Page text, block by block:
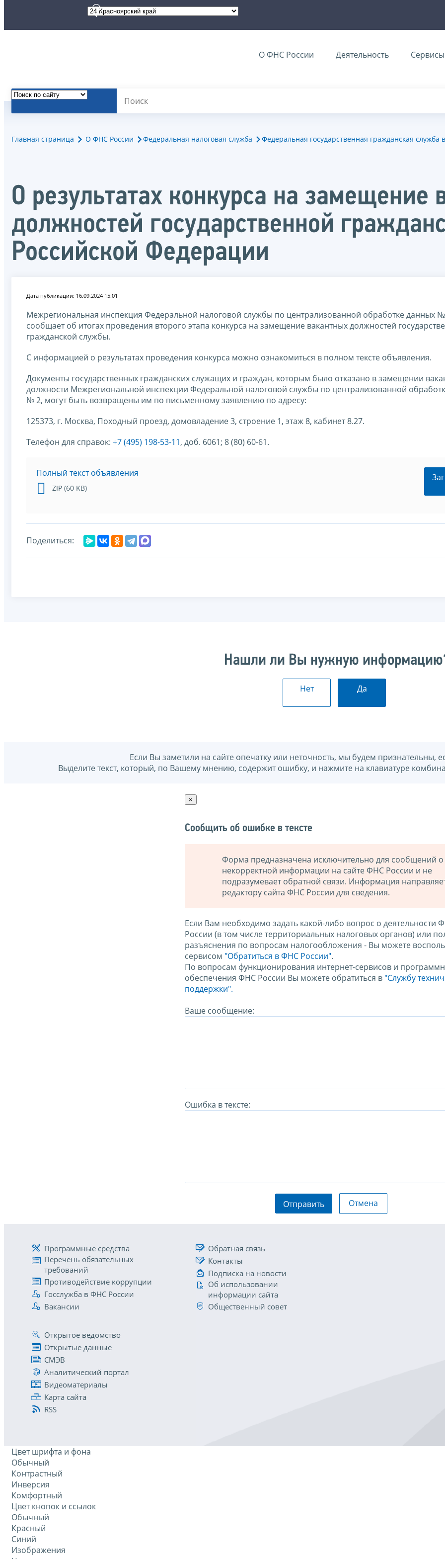
О ФНС России Деятельность Сервисы
Главная страница О ФНС России Федеральная налоговая служба Федеральная государственная гражданская служба
О результатах конкурса на замещение
должностей государственной
Российской Федерации
Дата публикации: 16.09.2024 15:01
Межрегиональная инспекция Федеральной налоговой службы по централизованной обработке данных
сообщает об итогах проведения второго этапа конкурса на замещение вакантных должностей
гражданской службы.
С информацией о результатах проведения конкурса можно ознакомиться в полном тексте объявления.
Документы государственных гражданских служащих и граждан, которым было отказано в замещении
должности Межрегиональной инспекции Федеральной налоговой службы по централизованной
№ 2, могут быть возвращены им по письменному заявлению по адресу:
125373, г. Москва, Походный проезд, домовладение 3, строение 1, этаж 8, кабинет 8.27.
Телефон для справок: +7 (495) 198-53-11, доб. 6061; 8 (80) 60-61.
Полный текст объявления
ZIP (60 KB)
Поделиться:
Нашли ли Вы нужную
Нет Да
Если Вы заметили на сайте опечатку или неточность, мы будем признательны,
Выделите текст, который, по Вашему мнению, содержит ошибку, и нажмите на клавиатуре
×
Сообщить об ошибке в тексте
Форма предназначена исключительно для сообщений о
некорректной информации на сайте ФНС России и не
подразумевает обратной связи. Информация
редактору сайта ФНС России для сведения.
Если Вам необходимо задать какой-либо вопрос о деятельности
России (в том числе территориальных налоговых органов) или
разъяснения по вопросам налогообложения - Вы можете
сервисом "Обратиться в ФНС России".
По вопросам функционирования интернет-сервисов и
обеспечения ФНС России Вы можете обратиться в "Службу
поддержки".
Ваше сообщение:
Ошибка в тексте:
Отправить Отмена
Программные средства
Перечень обязательных
требований
Противодействие коррупции
Госслужба в ФНС России
Вакансии
Обратная связь
Контакты
Подписка на новости
Об использовании
информации сайта
Общественный совет
Открытое ведомство
Открытые данные
СМЭВ
Аналитический портал
Видеоматериалы
Карта сайта
RSS
Цвет шрифта и фона
Обычный
Контрастный
Инверсия
Комфортный
Цвет кнопок и ссылок
Обычный
Красный
Синий
Изображения